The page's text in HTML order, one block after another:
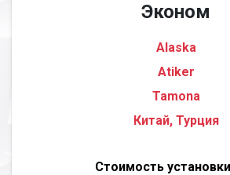
Эконом
Alaska
Atiker
Tamona
Китай, Турция
Стоимость